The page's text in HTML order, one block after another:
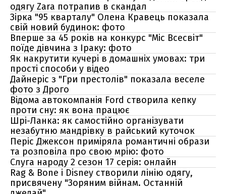
одягу Zara потрапив в скандал
Зірка "95 кварталу" Олена Кравець показала
свій новий будинок: фото
Вперше за 45 років на конкурс "Міс Всесвіт"
поїде дівчина з Іраку: фото
Як накрутити кучері в домашніх умовах: три
прості способи у відео
Дайнеріс з "Гри престолів" показала веселе
фото з Дрого
Відома автокомпанія Ford створила кепку
проти сну: як вона працює
Шрі-Ланка: як самостійно організувати
незабутню мандрівку в райський куточок
Періс Джексон приміряла романтичні образи
та розповіла про свою мрію: фото
Слуга народу 2 сезон 17 серія: онлайн
Rag & Bone і Disney створили лінію одягу,
присвячену "Зоряним війнам. Останній